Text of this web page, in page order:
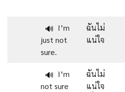
🔊 I’m
just not
sure.
ฉันไม่
แน่ใจ
🔊 I’m
not sure
ฉันไม่
แน่ใจ